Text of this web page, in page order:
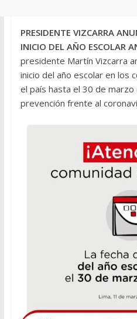
PRESIDENTE VIZCARRA
INICIO DEL AÑO ESCOLAR
presidente Martín Vizcarra
inicio del año escolar en los
el país hasta el 30 de
prevención frente al